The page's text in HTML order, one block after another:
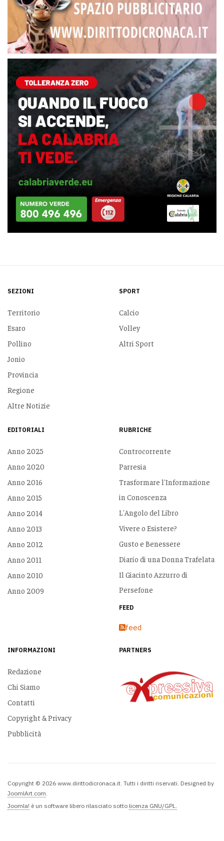
SEZIONI
Territorio
Esaro
Pollino
Jonio
Provincia
Regione
Altre Notizie
SPORT
Calcio
Volley
Altri Sport
EDITORIALI
Anno 2025
Anno 2020
Anno 2016
Anno 2015
Anno 2014
Anno 2013
Anno 2012
Anno 2011
Anno 2010
Anno 2009
RUBRICHE
Controcorrente
Parresia
Trasformare l'Informazione
in Conoscenza
L'Angolo del Libro
Vivere o Esistere?
Gusto e Benessere
Diario di una Donna Trafelata
Il Giacinto Azzurro di
Persefone
FEED
feed
INFORMAZIONI
Redazione
Chi Siamo
Contatti
Copyright & Privacy
Pubblicità
PARTNERS
Copyright © 2026 www.dirittodicronaca.it. Tutti i diritti riservati. Designed by
JoomlArt.com
Joomla! è un software libero rilasciato sotto licenza GNU/GPL.